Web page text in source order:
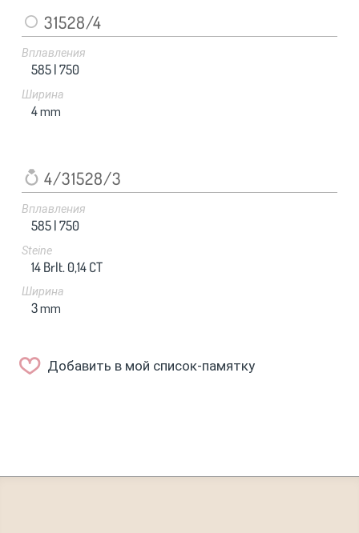
31528/4
Вплавления
585 |750
Ширина
4mm
4/31528/3
Вплавления
585 |750
Steine
14 Brlt. 0,14 CT
Ширина
3mm
Добавить в мой список-памятку